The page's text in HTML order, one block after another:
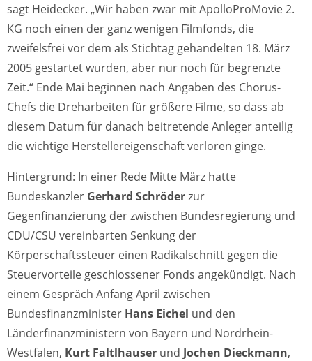
sagt Heidecker. „Wir haben zwar mit ApolloProMovie 2.
KG noch einen der ganz wenigen Filmfonds, die
zweifelsfrei vor dem als Stichtag gehandelten 18. März
2005 gestartet wurden, aber nur noch für begrenzte
Zeit.“ Ende Mai beginnen nach Angaben des Chorus-
Chefs die Dreharbeiten für größere Filme, so dass ab
diesem Datum für danach beitretende Anleger anteilig
die wichtige Herstellereigenschaft verloren ginge.
Hintergrund: In einer Rede Mitte März hatte
Bundeskanzler Gerhard Schröderzur
Gegenfinanzierung der zwischen Bundesregierung und
CDU/CSU vereinbarten Senkung der
Körperschaftssteuer einen Radikalschnitt gegen die
Steuervorteile geschlossener Fonds angekündigt. Nach
einem Gespräch Anfang April zwischen
Bundesfinanzminister Hans Eichel und den
Länderfinanzministern von Bayern und Nordrhein-
Westfalen, Kurt Faltlhauser und Jochen Dieckmann,